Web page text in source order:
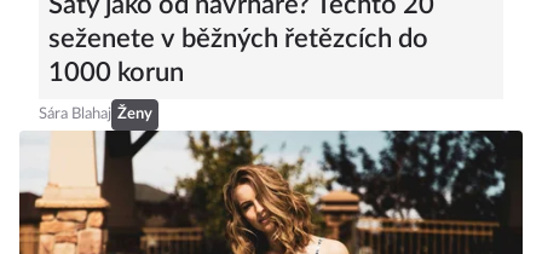
seženete v běžných řetězcích do
1000 korun
Sára Blahaj Ženy